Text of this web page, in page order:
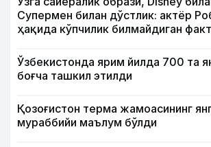
Супермен билан дўстлик: актёр
ҳақида кўпчилик билмайдиган
Ўзбекистонда ярим йилда 700 та
боғча ташкил этилди
Қозоғистон терма жамоасининг
мураббийи маълум бўлди